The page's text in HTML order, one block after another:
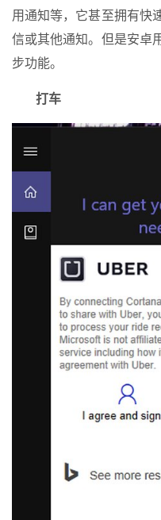
用通知等，它甚至拥有快
信或其他通知。但是安卓
步功能。
打车